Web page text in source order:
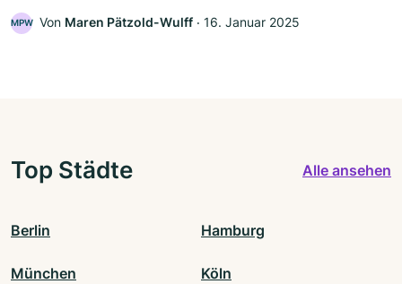
MPW Von Maren Pätzold-Wulff ‧ 16. Januar 2025
Top Städte Alle ansehen
Berlin Hamburg
München Köln